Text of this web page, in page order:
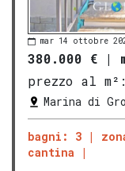
mar 14 ottobre
380.000 € |
prezzo al m²:
Marina di
bagni: 3
cantina